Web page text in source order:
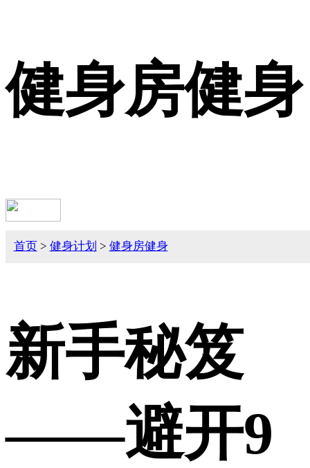
健身房健身
首页 > 健身计划 > 健身房健身
新手秘笈
——避开9